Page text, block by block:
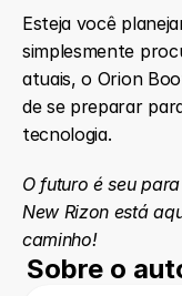
Esteja você
simplesmente
atuais, o Orion
de se preparar
tecnologia.
O futuro é seu
New Rizon está
caminho!
Sobre o